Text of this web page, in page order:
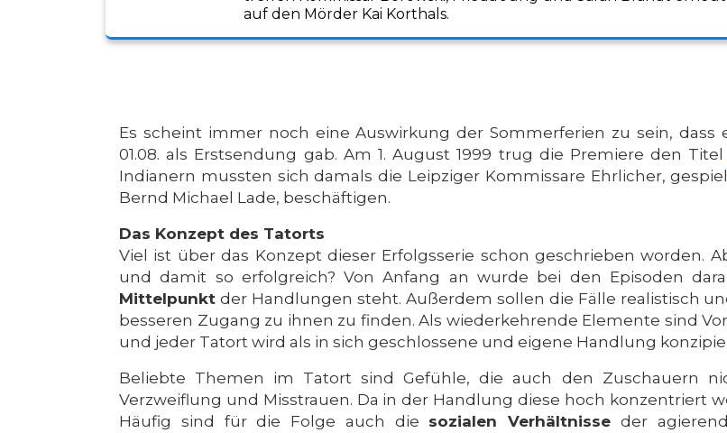
auf den Mörder Kai Korthals.
Es scheint immer noch eine Auswirkung der Sommerferien zu sein,
01.08. als Erstsendung gab. Am 1. August 1999 trug die Premiere den Titel
Indianern mussten sich damals die Leipziger Kommissare Ehrlicher,
Bernd Michael Lade, beschäftigen.
Das Konzept des Tatorts
Viel ist über das Konzept dieser Erfolgsserie schon geschrieben worden.
und damit so erfolgreich? Von Anfang an wurde bei den Episoden
Mittelpunkt der Handlungen steht. Außerdem sollen die Fälle realistisch
besseren Zugang zu ihnen zu finden. Als wiederkehrende Elemente sind
und jeder Tatort wird als in sich geschlossene und eigene Handlung
Beliebte Themen im Tatort sind Gefühle, die auch den Zuschauern
Verzweiflung und Misstrauen. Da in der Handlung diese hoch konzentriert
Häufig sind für die Folge auch die sozialen Verhältnisse der